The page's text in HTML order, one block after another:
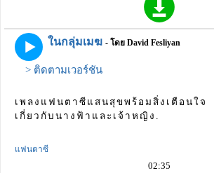
ในกลุ่มเมฆ - โดย David Fesliyan
> ติดตามเวอร์ชัน
เพลงแฟนตาซีแสนสุขพร้อมสิ่งเตือนใจ
เกี่ยวกับนางฟ้าและเจ้าหญิง.
แฟนตาซี
02:35